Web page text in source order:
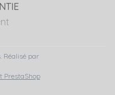
Réalisé par
PrestaShop